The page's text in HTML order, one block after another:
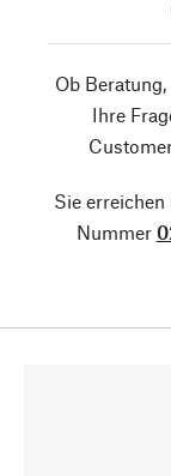
Ob
Ihre
Sie
Nummer